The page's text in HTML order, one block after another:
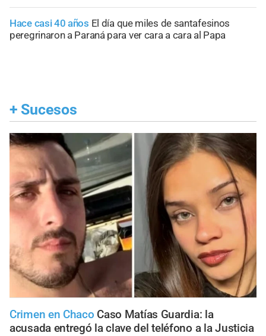
Hace casi 40 años El día que miles de santafesinos
peregrinaron a Paraná para ver cara a cara al Papa
+ Sucesos
Crimen en Chaco Caso Matías Guardia: la
acusada entregó la clave del teléfono a la Justicia